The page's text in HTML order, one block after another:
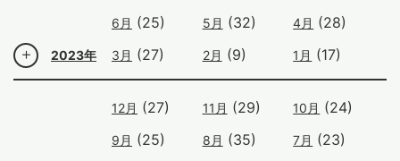
2023年
6月 (25) 5月 (32) 4月 (28)
3月 (27) 2月 (9) 1月 (17)
12月 (27) 11月 (29) 10月 (24)
9月 (25) 8月 (35) 7月 (23)